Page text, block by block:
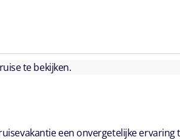
te bekijken.
een onvergetelijke